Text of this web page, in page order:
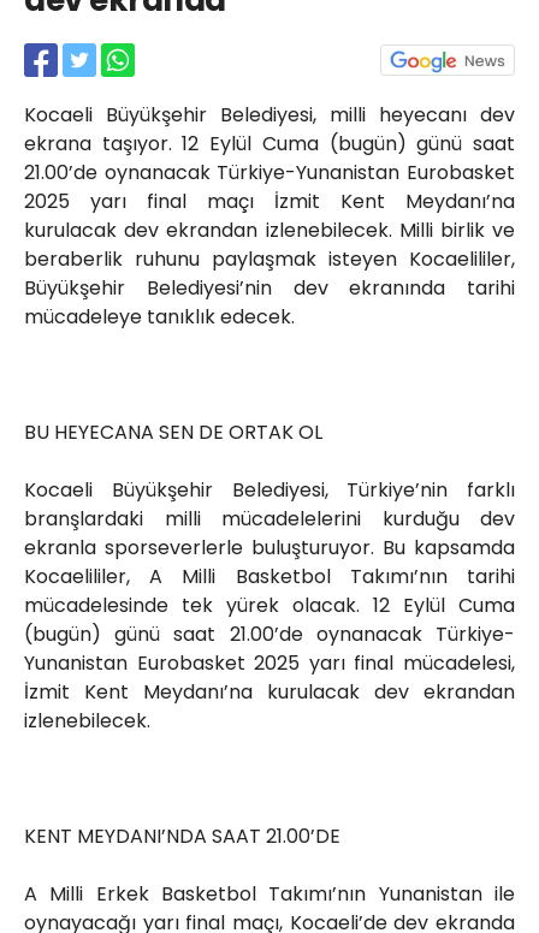
Kocaeli Büyükşehir Belediyesi, milli heyecanı dev
ekrana taşıyor. 12 Eylül Cuma (bugün) günü saat
21.00’de oynanacak Türkiye-Yunanistan Eurobasket
2025 yarı final maçı İzmit Kent Meydanı’na
kurulacak dev ekrandan izlenebilecek. Milli birlik ve
beraberlik ruhunu paylaşmak isteyen Kocaelililer,
Büyükşehir Belediyesi’nin dev ekranında tarihi
mücadeleye tanıklık edecek.
BU HEYECANA SEN DE ORTAK OL
Kocaeli Büyükşehir Belediyesi, Türkiye’nin farklı
branşlardaki milli mücadelelerini kurduğu dev
ekranla sporseverlerle buluşturuyor. Bu kapsamda
Kocaelililer, A Milli Basketbol Takımı’nın tarihi
mücadelesinde tek yürek olacak. 12 Eylül Cuma
(bugün) günü saat 21.00’de oynanacak Türkiye-
Yunanistan Eurobasket 2025 yarı final mücadelesi,
İzmit Kent Meydanı’na kurulacak dev ekrandan
izlenebilecek.
KENT MEYDANI’NDA SAAT 21.00’DE
A Milli Erkek Basketbol Takımı’nın Yunanistan ile
oynayacağı yarı final maçı, Kocaeli’de dev ekranda
Yahya Kaptan Mahallesi
Akkavaklar Caddesi No:17/4 İzmit-
kocaelisokak@gmail.com